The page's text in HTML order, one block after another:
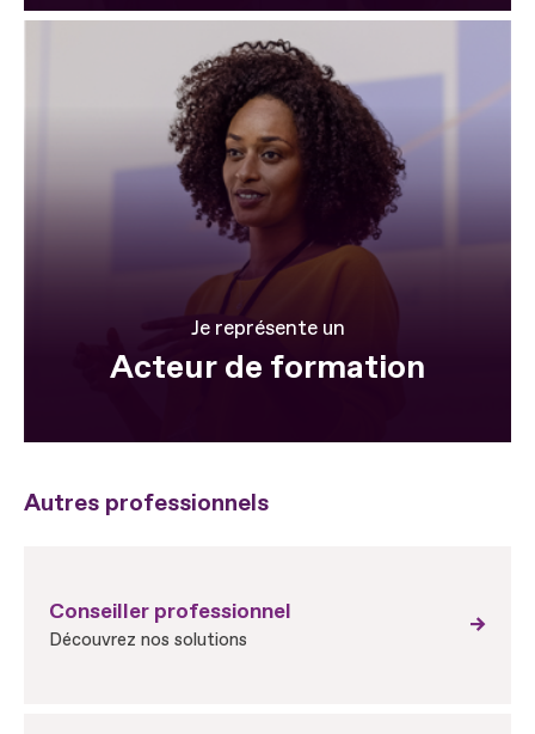
Je représente un
Acteur de formation
Autres professionnels
Conseiller professionnel
Découvrez nos solutions